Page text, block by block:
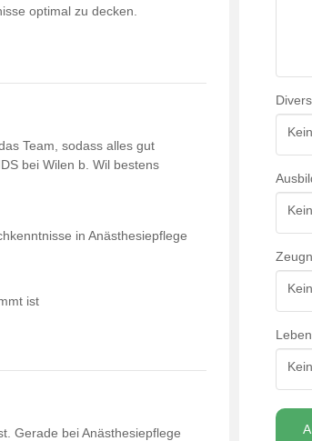
optimal zu decken.
Team, sodass alles gut
bei Wilen b. Wil bestens
in Anästhesiepflege
ist
Gerade bei Anästhesiepflege